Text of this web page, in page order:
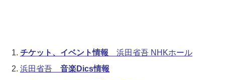
チケット、イベント情報 浜田省吾 NHKホール
浜田省吾 音楽Dics情報